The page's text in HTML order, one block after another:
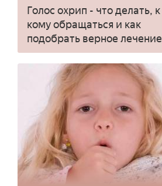
Голос охрип - что делать, к
кому обращаться и как
подобрать верное лечение